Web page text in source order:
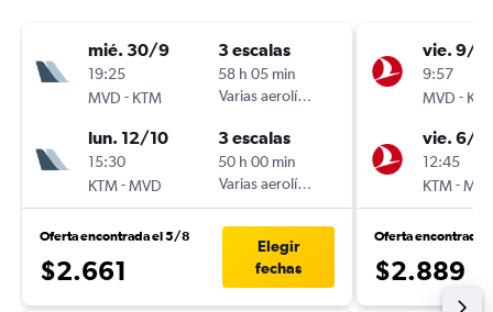
mié. 30/9
19:25
MVD - KTM
3 escalas
58 h 05 min
Varias aerolíneas
lun. 12/10
15:30
KTM-MVD
3 escalas
50 h 00 min
Varias aerolíneas
Oferta encontrada el 5/8
$2.661
Elegir
fechas
vie. 9/
9:57
MVD -
vie. 6/11
12:45
KTM-
Oferta encontrada
$2.889